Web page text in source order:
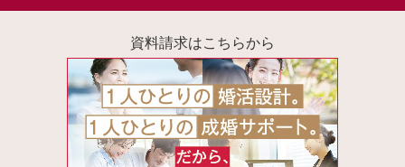
資料請求はこちらから